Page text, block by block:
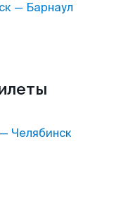
— Барнаул
— Челябинск